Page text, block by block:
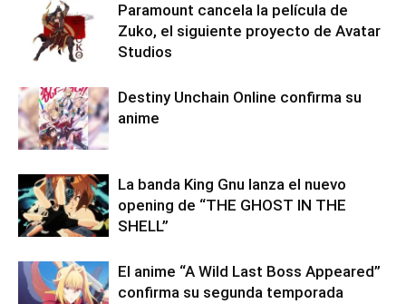
Paramount cancela la película de
Zuko, el siguiente proyecto de Avatar
Studios
Destiny Unchain Online confirma su
anime
La banda King Gnu lanza el nuevo
opening de “THE GHOST IN THE
SHELL”
El anime “A Wild Last Boss Appeared”
confirma su segunda temporada